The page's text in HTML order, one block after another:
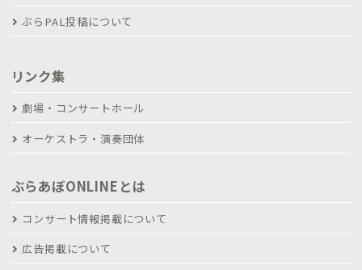
ぶらPAL投稿について
リンク集
劇場・コンサートホール
オーケストラ・演奏団体
ぶらあぼONLINEとは
コンサート情報掲載について
広告掲載について